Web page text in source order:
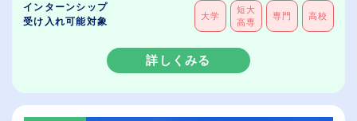
インターンシップ
受け入れ可能対象
大学
短大
高専
専門 高校
詳しくみる